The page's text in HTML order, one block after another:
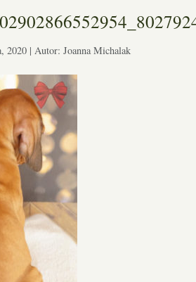
2020 | Autor: Joanna Michalak